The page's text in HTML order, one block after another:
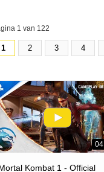
1 van 122
1 2 3 4
Kombat 1 - Official